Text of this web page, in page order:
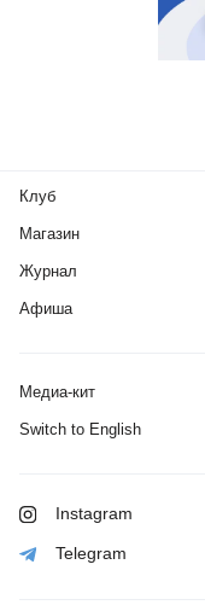
Клуб
Магазин
Журнал
Афиша
Медиа-кит
Switch to English
Instagram
Telegram